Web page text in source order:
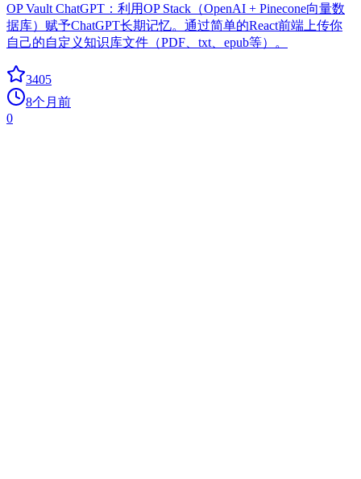
OP Vault ChatGPT：利用OP Stack（OpenAI + Pinecone向量数
据库）赋予ChatGPT长期记忆。通过简单的React前端上传你
自己的自定义知识库文件（PDF、txt、epub等）。
3405
8个月前
0